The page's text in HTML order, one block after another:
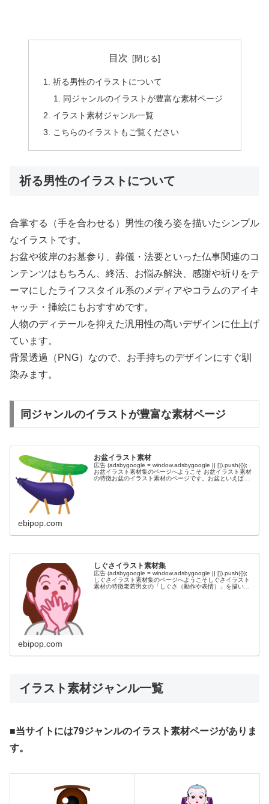
目次
祈る男性のイラストについて
同ジャンルのイラストが豊富な素材ページ
イラスト素材ジャンル一覧
こちらのイラストもご覧ください
祈る男性のイラストについて
合掌する（手を合わせる）男性の後ろ姿を描いたシンプル
なイラストです。
お盆や彼岸のお墓参り、葬儀・法要といった仏事関連のコ
ンテンツはもちろん、終活、お悩み解決、感謝や祈りをテ
ーマにしたライフスタイル系のメディアやコラムのアイキ
ャッチ・挿絵にもおすすめです。
人物のディテールを抑えた汎用性の高いデザインに仕上げ
ています。
背景透過（PNG）なので、お手持ちのデザインにすぐ馴
染みます。
同ジャンルのイラストが豊富な素材ページ
お盆イラスト素材
広告 (adsbygoogle = window.adsbygoogle || []).push({});
お盆イラスト素材集のページへようこそ お盆イラスト素材
の特徴お盆のイラスト素材のページです。お盆といえば、
ebipop.com
しぐさイラスト素材集
広告 (adsbygoogle = window.adsbygoogle || []).push({});
しぐさイラスト素材集のページへようこそしぐさイラスト
素材の特徴老若男女の「しぐさ（動作や表情）」を描いた
ebipop.com
イラスト素材ジャンル一覧
■当サイトには79ジャンルのイラスト素材ページがありま
す。